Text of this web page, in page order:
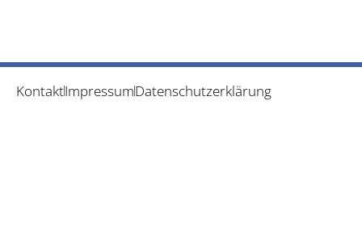
KontaktImpressumDatenschutzerklärung